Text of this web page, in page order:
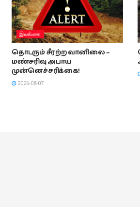
இலங்கை
தொடரும் சீரற்ற வானிலை –
மண்சரிவு அபாய
முன்னெச்சரிக்கை!
2026-08-07